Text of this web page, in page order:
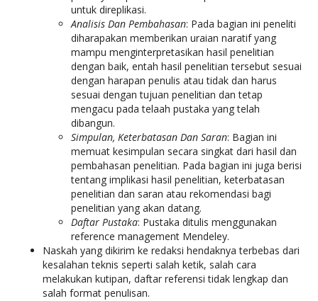
untuk direplikasi.
Analisis Dan Pembahasan: Pada bagian ini peneliti
diharapakan memberikan uraian naratif yang
mampu menginterpretasikan hasil penelitian
dengan baik, entah hasil penelitian tersebut sesuai
dengan harapan penulis atau tidak dan harus
sesuai dengan tujuan penelitian dan tetap
mengacu pada telaah pustaka yang telah
dibangun.
Simpulan, Keterbatasan Dan Saran: Bagian ini
memuat kesimpulan secara singkat dari hasil dan
pembahasan penelitian. Pada bagian ini juga berisi
tentang implikasi hasil penelitian, keterbatasan
penelitian dan saran atau rekomendasi bagi
penelitian yang akan datang.
Daftar Pustaka: Pustaka ditulis menggunakan
reference management Mendeley.
Naskah yang dikirim ke redaksi hendaknya terbebas dari
kesalahan teknis seperti salah ketik, salah cara
melakukan kutipan, daftar referensi tidak lengkap dan
salah format penulisan.